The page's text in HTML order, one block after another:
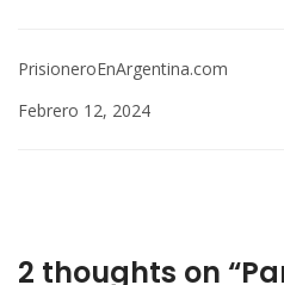
PrisioneroEnArgentina.com
Febrero 12, 2024
2 thoughts on